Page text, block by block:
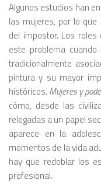
Algunos estudios han
las mujeres, por lo
del impostor. Los
este problema
tradicionalmente
pintura y su mayor
históricos. Mujeres y
cómo, desde las
relegadas a un papel
aparece en la
momentos de la vida
hay que redoblar los
profesional.